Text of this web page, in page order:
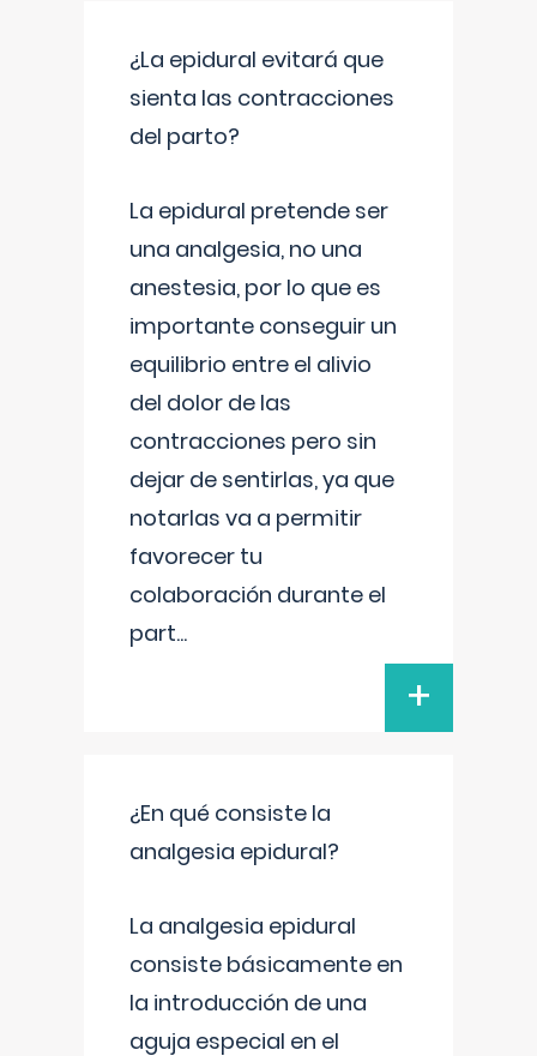
¿La epidural evitará que
sienta las contracciones
del parto?
La epidural pretende ser
una analgesia, no una
anestesia, por lo que es
importante conseguir un
equilibrio entre el alivio
del dolor de las
contracciones pero sin
dejar de sentirlas, ya que
notarlas va a permitir
favorecer tu
colaboración durante el
part...
+
¿En qué consiste la
analgesia epidural?
La analgesia epidural
consiste básicamente en
la introducción de una
aguja especial en el